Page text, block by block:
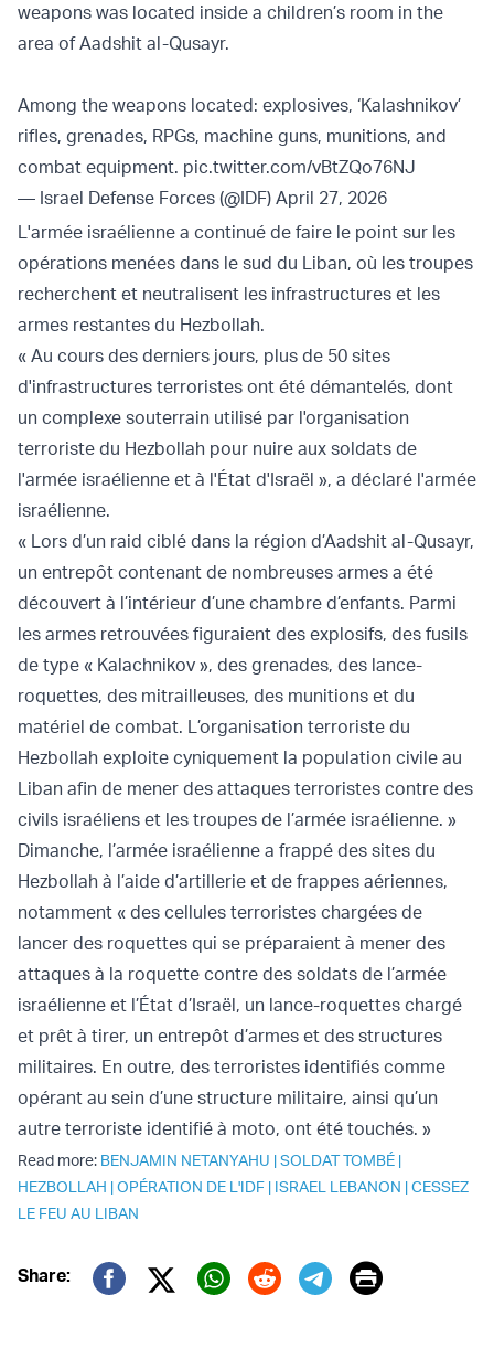
weapons was located inside a children’s room in the
area of Aadshit al-Qusayr.
Among the weapons located: explosives, ‘Kalashnikov’
rifles, grenades, RPGs, machine guns, munitions, and
combat equipment. pic.twitter.com/vBtZQo76NJ
— Israel Defense Forces (@IDF) April 27, 2026
L'armée israélienne a continué de faire le point sur les
opérations menées dans le sud du Liban, où les troupes
recherchent et neutralisent les infrastructures et les
armes restantes du Hezbollah.
« Au cours des derniers jours, plus de 50 sites
d'infrastructures terroristes ont été démantelés, dont
un complexe souterrain utilisé par l'organisation
terroriste du Hezbollah pour nuire aux soldats de
l'armée israélienne et à l'État d'Israël », a déclaré l'armée
israélienne.
« Lors d’un raid ciblé dans la région d’Aadshit al-Qusayr,
un entrepôt contenant de nombreuses armes a été
découvert à l’intérieur d’une chambre d’enfants. Parmi
les armes retrouvées figuraient des explosifs, des fusils
de type « Kalachnikov », des grenades, des lance-
roquettes, des mitrailleuses, des munitions et du
matériel de combat. L’organisation terroriste du
Hezbollah exploite cyniquement la population civile au
Liban afin de mener des attaques terroristes contre des
civils israéliens et les troupes de l’armée israélienne. »
Dimanche, l’armée israélienne a frappé des sites du
Hezbollah à l’aide d’artillerie et de frappes aériennes,
notamment « des cellules terroristes chargées de
lancer des roquettes qui se préparaient à mener des
attaques à la roquette contre des soldats de l’armée
israélienne et l’État d’Israël, un lance-roquettes chargé
et prêt à tirer, un entrepôt d’armes et des structures
militaires. En outre, des terroristes identifiés comme
opérant au sein d’une structure militaire, ainsi qu’un
autre terroriste identifié à moto, ont été touchés. »
Read more: BENJAMIN NETANYAHU |SOLDAT TOMBÉ |
HEZBOLLAH |OPÉRATION DE L'IDF | ISRAEL LEBANON |CESSEZ
LE FEU AU LIBAN
Share:
Twitter (X)
Print